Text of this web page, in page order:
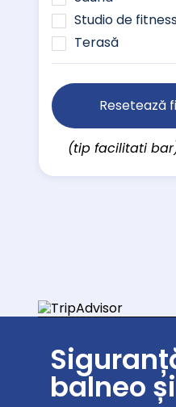
Studio de
Terasă
Resetează
(tip facilitati
balneo